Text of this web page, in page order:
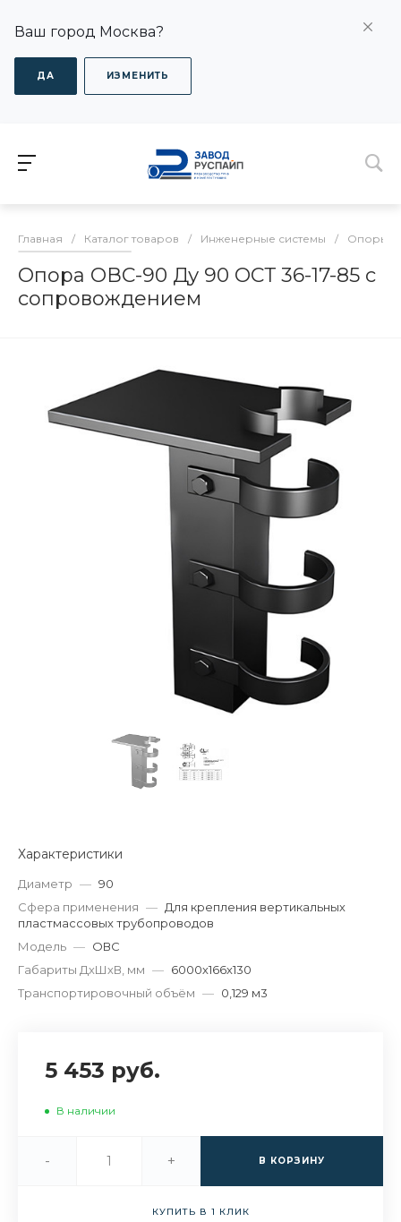
Ваш город Москва?
ДА ИЗМЕНИТЬ
Главная / Каталог товаров / Инженерные системы / Опоры
Опора ОВС-90 Ду 90 ОСТ 36-17-85 с
сопровождением
Характеристики
Диаметр — 90
Сфера применения — Для крепления вертикальных
пластмассовых трубопроводов
Модель — ОВС
Габариты ДхШхВ, мм — 6000х166х130
Транспортировочный объём — 0,129 м3
5 453 руб.
В наличии
- + В КОРЗИНУ
КУПИТЬ В 1 КЛИК